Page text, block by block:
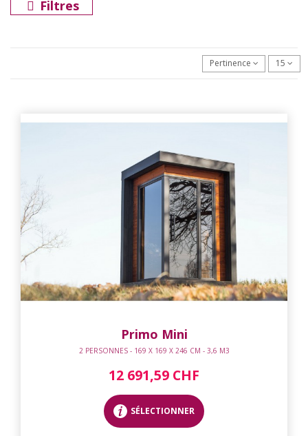
Filtres
Pertinence 15
Primo Mini
2 PERSONNES - 169 X 169 X 246 CM - 3,6 M3
12 691,59 CHF
SÉLECTIONNER